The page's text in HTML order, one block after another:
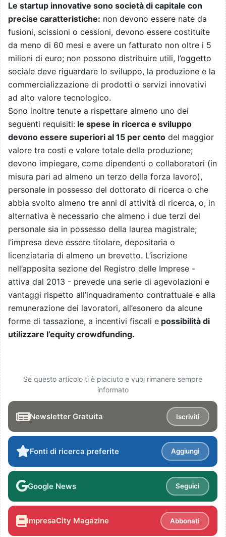
Le startup innovative sono società di capitale con
precise caratteristiche: non devono essere nate da
fusioni, scissioni o cessioni, devono essere costituite
da meno di 60 mesi e avere un fatturato non oltre i 5
milioni di euro; non possono distribuire utili, l’oggetto
sociale deve riguardare lo sviluppo, la produzione e la
commercializzazione di prodotti o servizi innovativi
ad alto valore tecnologico.
Sono inoltre tenute a rispettare almeno uno dei
seguenti requisiti: le spese in ricerca e sviluppo
devono essere superiori al 15 per cento del maggior
valore tra costi e valore totale della produzione;
devono impiegare, come dipendenti o collaboratori (in
misura pari ad almeno un terzo della forza lavoro),
personale in possesso del dottorato di ricerca o che
abbia svolto almeno tre anni di attività di ricerca, o, in
alternativa è necessario che almeno i due terzi del
personale sia in possesso della laurea magistrale;
l’impresa deve essere titolare, depositaria o
licenziataria di almeno un brevetto. L’iscrizione
nell’apposita sezione del Registro delle Imprese -
attiva dal 2013 - prevede una serie di agevolazioni e
vantaggi rispetto all’inquadramento contrattuale e alla
remunerazione dei lavoratori, all’esonero da alcune
forme di tassazione, a incentivi fiscali e possibilità di
utilizzare l’equity crowdfunding.
Se questo articolo ti è piaciuto e vuoi rimanere sempre
informato
Newsletter Gratuita Iscriviti
Fonti di ricerca preferite Aggiungi
Google News Seguici
ImpresaCity Magazine Abbonati